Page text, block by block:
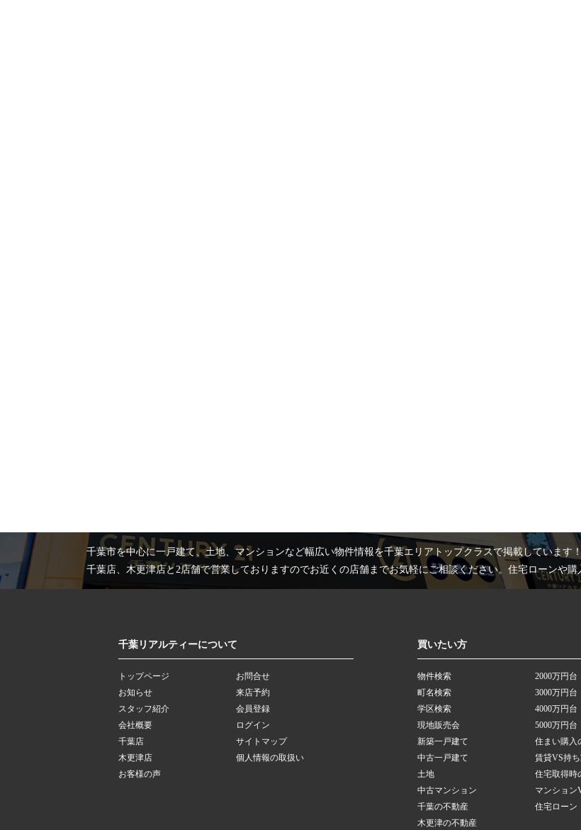
千葉市を中心に一戸建て、土地、マンションなど幅広い物件情報を千葉エリアトップクラスで掲載しています
千葉店、木更津店と2店舗で営業しておりますのでお近くの店舗までお気軽にご相談ください。住宅ローンや
千葉リアルティーについて
トップページ
お知らせ
スタッフ紹介
会社概要
千葉店
木更津店
お客様の声
お問合せ
来店予約
会員登録
ログイン
サイトマップ
個人情報の取扱い
買いたい方
物件検索
町名検索
学区検索
現地販売会
新築一戸建て
中古一戸建て
土地
中古マンション
千葉の不動産
木更津の不動産
2000万円台
3000万円台
4000万円台
5000万円台
住まい購入
賃貸VS持
住宅取得時
マンション
住宅ローン